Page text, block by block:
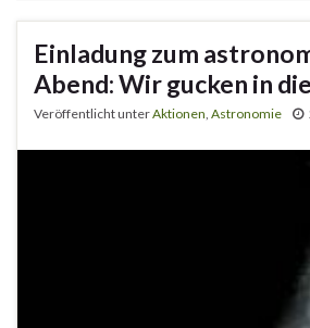
Einladung zum
Abend: Wir gucken in
Veröffentlicht unterAktionen, Astronomie